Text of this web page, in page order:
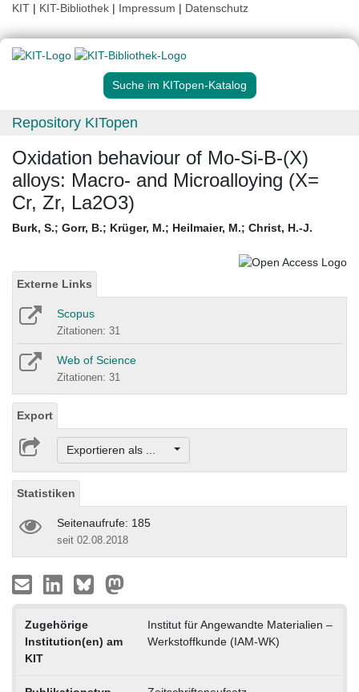
KIT | KIT-Bibliothek | Impressum | Datenschutz
Suche im KITopen-Katalog
Repository KITopen
Oxidation behaviour of Mo-Si-B-(X)
alloys: Macro- and Microalloying (X=
Cr, Zr, La2O3)
Burk, S.; Gorr, B.; Krüger, M.; Heilmaier, M.; Christ, H.-J.
Externe Links
Scopus
Zitationen: 31
Web of Science
Zitationen: 31
Export
Exportieren als ...
Statistiken
Seitenaufrufe: 185
seit 02.08.2018
Zugehörige
Institution(en) am
KIT
Institut für Angewandte Materialien –
Werkstoffkunde (IAM-WK)